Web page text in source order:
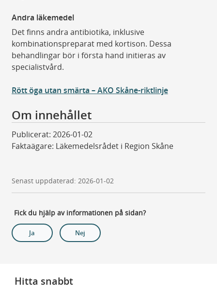
Andra läkemedel
Det finns andra antibiotika, inklusive
kombinationspreparat med kortison. Dessa
behandlingar bör i första hand initieras av
specialistvård.
Rött öga utan smärta – AKO Skåne-riktlinje
Om innehållet
Publicerat: 2026-01-02
Faktaägare: Läkemedelsrådet i Region Skåne
Senast uppdaterad: 2026-01-02
Fick du hjälp av informationen på sidan?
Ja Nej
Hitta snabbt